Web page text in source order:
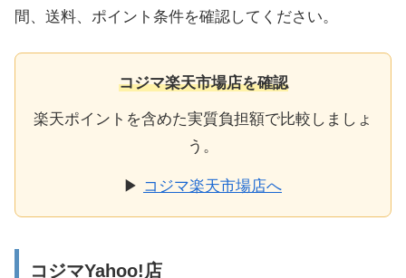
間、送料、ポイント条件を確認してください。
コジマ楽天市場店を確認
楽天ポイントを含めた実質負担額で比較しましょ
う。
▶ コジマ楽天市場店へ
コジマYahoo!店